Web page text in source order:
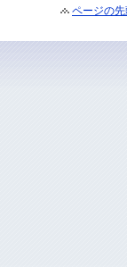
ページの